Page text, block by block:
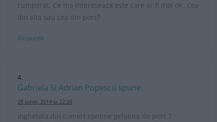
cumparat. Ce ma intereseaza este care ar fi mai ok…cea
din vita sau cea din porc?
Răspunde
Gabriela Si Adrian Popescu spune:
28 iunie, 2014 la 22:24
inghetata din comert contine gelatina de porc ?